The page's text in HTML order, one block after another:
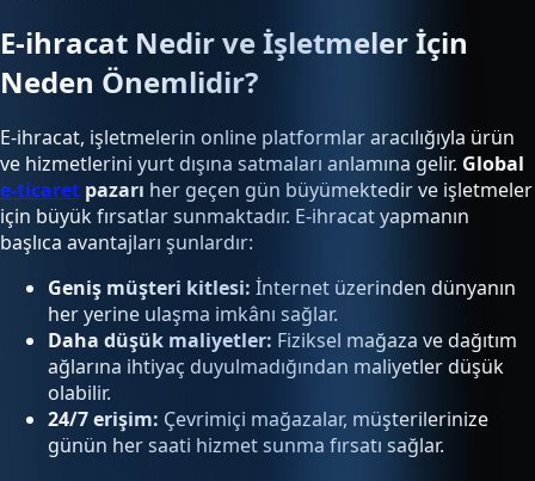
E-ihracat Nedir ve İşletmeler İçin
Neden Önemlidir?
E-ihracat, işletmelerin online platformlar aracılığıyla ürün
ve hizmetlerini yurt dışına satmaları anlamına gelir. Global
e-ticaret pazarı her geçen gün büyümektedir ve işletmeler
için büyük fırsatlar sunmaktadır. E-ihracat yapmanın
başlıca avantajları şunlardır:
Geniş müşteri kitlesi: İnternet üzerinden dünyanın
her yerine ulaşma imkânı sağlar.
Daha düşük maliyetler: Fiziksel mağaza ve dağıtım
ağlarına ihtiyaç duyulmadığından maliyetler düşük
olabilir.
24/7 erişim: Çevrimiçi mağazalar, müşterilerinize
günün her saati hizmet sunma fırsatı sağlar.